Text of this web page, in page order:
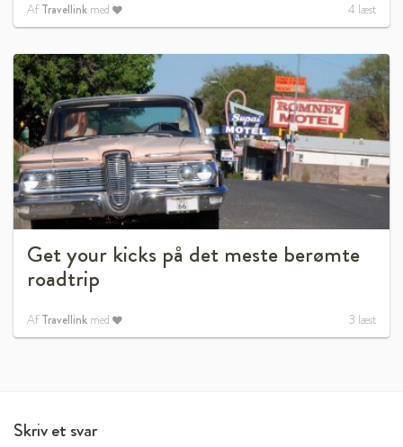
AfTravellink med 4 læst
Get your kicks på det meste berømte
roadtrip
AfTravellink med 3 læst
Skriv et svar